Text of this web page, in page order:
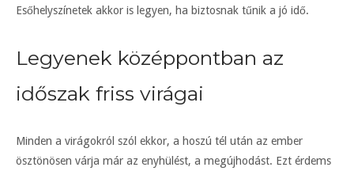
Esőhelyszínetek akkor is legyen, ha biztosnak tűnik a jó idő.
Legyenek középpontban az
időszak friss virágai
Minden a virágokról szól ekkor, a hoszú tél után az ember
ösztönösen várja már az enyhülést, a megújhodást. Ezt érdems